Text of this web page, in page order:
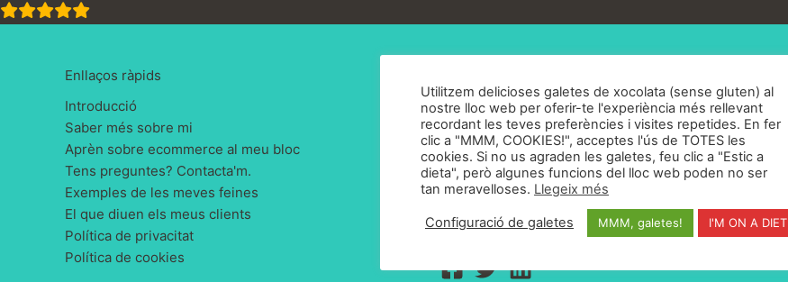
Enllaços ràpids
Introducció
Saber més sobre mi
Aprèn sobre ecommerce al meu bloc
Tens preguntes? Contacta'm.
Exemples de les meves feines
El que diuen els meus clients
Política de privacitat
Política de cookies
Em dic Simon Whyatt i sóc dissenyador web
establert a Barcelona, Espanya. Dissenyo pàgines
web que ofereixen una gran experiència d'usuari i
que converteixen els visitants en clients.
Utilitzem delicioses galetes de xocolata (sense gluten) al
nostre lloc web per oferir-te l'experiència més rellevant
recordant les teves preferències i visites repetides. En fer
clic a "MMM, COOKIES!", acceptes l'ús de TOTES les
cookies. Si no us agraden les galetes, feu clic a "Estic a
dieta", però algunes funcions del lloc web poden no ser
tan meravelloses. Llegeix més
Configuració de galetes MMM, galetes! I'M ON A DIET